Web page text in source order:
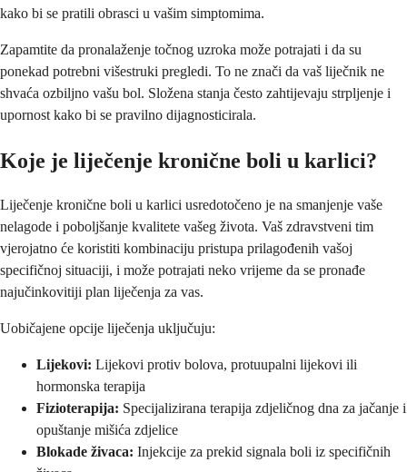
kako bi se pratili obrasci u vašim simptomima.
Zapamtite da pronalaženje točnog uzroka može potrajati i da su
ponekad potrebni višestruki pregledi. To ne znači da vaš liječnik ne
shvaća ozbiljno vašu bol. Složena stanja često zahtijevaju strpljenje i
upornost kako bi se pravilno dijagnosticirala.
Koje je liječenje kronične boli u karlici?
Liječenje kronične boli u karlici usredotočeno je na smanjenje vaše
nelagode i poboljšanje kvalitete vašeg života. Vaš zdravstveni tim
vjerojatno će koristiti kombinaciju pristupa prilagođenih vašoj
specifičnoj situaciji, i može potrajati neko vrijeme da se pronađe
najučinkovitiji plan liječenja za vas.
Uobičajene opcije liječenja uključuju:
Lijekovi: Lijekovi protiv bolova, protuupalni lijekovi ili
hormonska terapija
Fizioterapija: Specijalizirana terapija zdjeličnog dna za jačanje i
opuštanje mišića zdjelice
Blokade živaca: Injekcije za prekid signala boli iz specifičnih